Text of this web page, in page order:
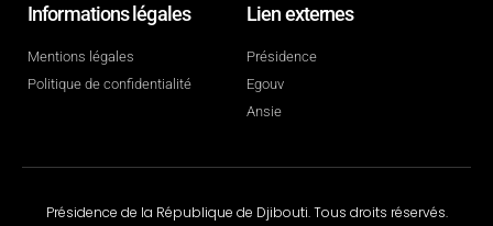
Informations légales
Mentions légales
Politique de confidentialité
Lien externes
Présidence
Egouv
Ansie
Présidence de la République de Djibouti. Tous droits réservés.